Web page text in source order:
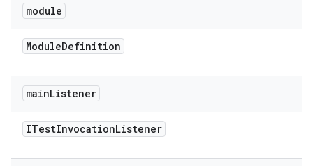
module
ModuleDefinition
mainListener
ITestInvocationListener